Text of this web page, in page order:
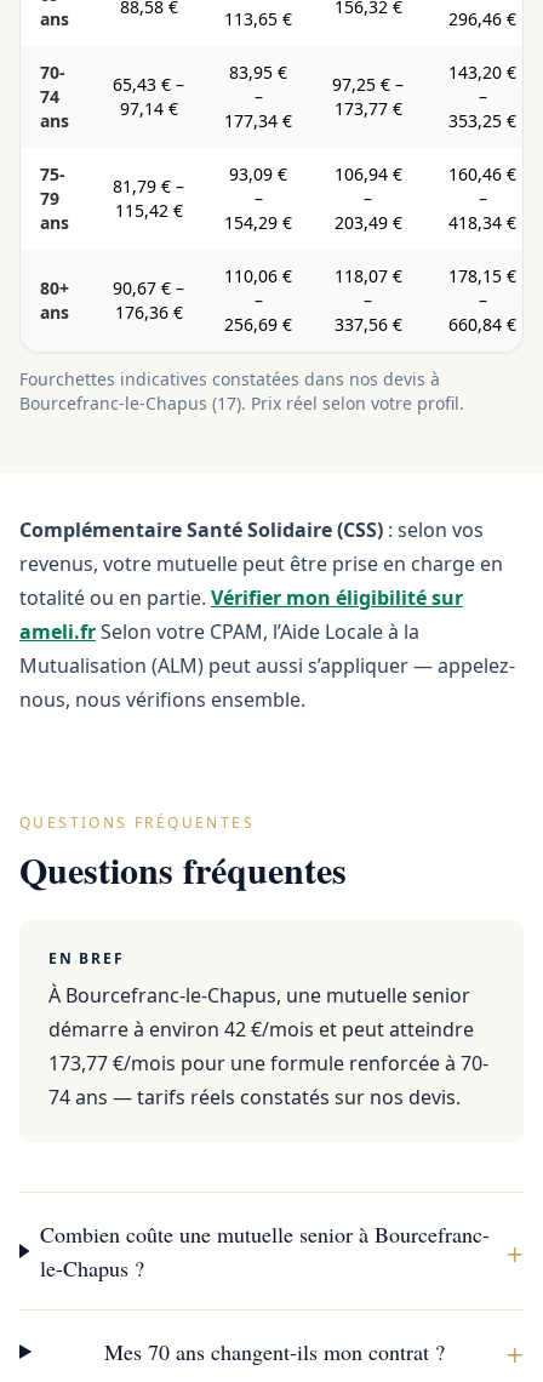
ans
88,58 €
113,65 €
156,32 €
296,46 €
70-
74
ans
65,43 € –
97,14 €
83,95 €
–
177,34 €
97,25 € –
173,77 €
143,20 €
–
353,25 €
75-
79
ans
81,79 € –
115,42 €
93,09 €
–
154,29 €
106,94 €
–
203,49 €
160,46 €
–
418,34 €
80+
ans
90,67 € –
176,36 €
110,06 €
–
256,69 €
118,07 €
–
337,56 €
178,15 €
–
660,84 €
Fourchettes indicatives constatées dans nos devis à
Bourcefranc-le-Chapus (17). Prix réel selon votre profil.
Complémentaire Santé Solidaire (CSS) : selon vos
revenus, votre mutuelle peut être prise en charge en
totalité ou en partie. Vérifier mon éligibilité sur
ameli.frSelon votre CPAM, l’Aide Locale à la
Mutualisation (ALM) peut aussi s’appliquer — appelez-
nous, nous vérifions ensemble.
QUESTIONS FRÉQUENTES
Questions fréquentes
EN BREF
À Bourcefranc-le-Chapus, une mutuelle senior
démarre à environ 42 €/mois et peut atteindre
173,77 €/mois pour une formule renforcée à 70-
74 ans — tarifs réels constatés sur nos devis.
Combien coûte une mutuelle senior à Bourcefranc-
le-Chapus ?
+
Mes 70 ans changent-ils mon contrat ? +